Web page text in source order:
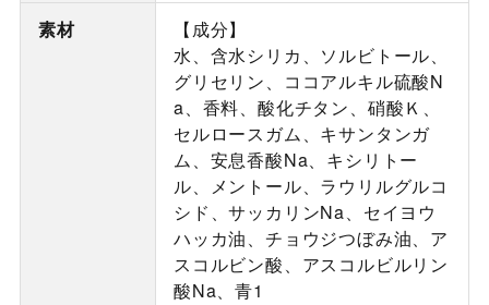
素材
【成分】
水、含水シリカ、ソルビトール、
グリセリン、ココアルキル硫酸N
a、香料、酸化チタン、硝酸Ｋ、
セルロースガム、キサンタンガ
ム、安息香酸Na、キシリトー
ル、メントール、ラウリルグルコ
シド、サッカリンNa、セイヨウ
ハッカ油、チョウジつぼみ油、ア
スコルビン酸、アスコルビルリン
酸Na、青1